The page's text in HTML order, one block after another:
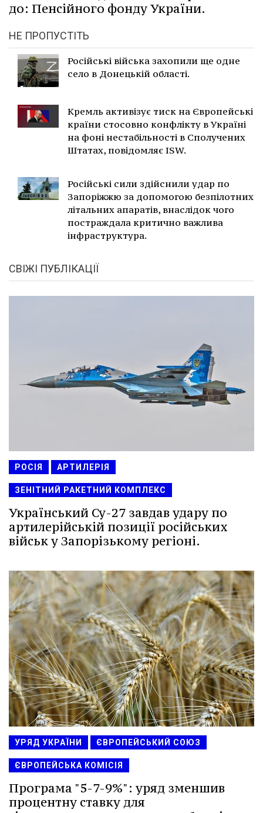
до: Пенсійного фонду України.
НЕ ПРОПУСТІТЬ
Російські війська захопили ще одне
село в Донецькій області.
Кремль активізує тиск на Європейські
країни стосовно конфлікту в Україні
на фоні нестабільності в Сполучених
Штатах, повідомляє ISW.
Російські сили здійснили удар по
Запоріжжю за допомогою безпілотних
літальних апаратів, внаслідок чого
постраждала критично важлива
інфраструктура.
СВІЖІ ПУБЛІКАЦІЇ
РОСІЯ АРТИЛЕРІЯ
ЗЕНІТНИЙ РАКЕТНИЙ КОМПЛЕКС
Український Су-27 завдав удару по
артилерійській позиції російських
військ у Запорізькому регіоні.
УРЯД УКРАЇНИ ЄВРОПЕЙСЬКИЙ СОЮЗ
ЄВРОПЕЙСЬКА КОМІСІЯ
Програма "5-7-9%": уряд зменшив
процентну ставку для